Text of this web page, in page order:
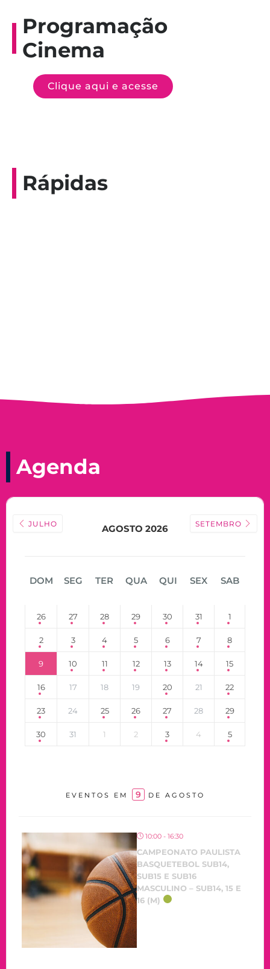
Programação
Cinema
Clique aqui e acesse
Rápidas
Agenda
JULHO AGOSTO 2026 SETEMBRO
DOM SEG TER QUA QUI SEX SAB
26 27 28 29 30 31 1
2 3 4 5 6 7 8
9 10 11 12 13 14 15
16 17 18 19 20 21 22
23 24 25 26 27 28 29
30 31 1 2 3 4 5
EVENTOS EM 9 DE AGOSTO
10:00 - 16:30
CAMPEONATO PAULISTA
BASQUETEBOL SUB14,
SUB15 E SUB16
MASCULINO – SUB14, 15 E
16 (M)